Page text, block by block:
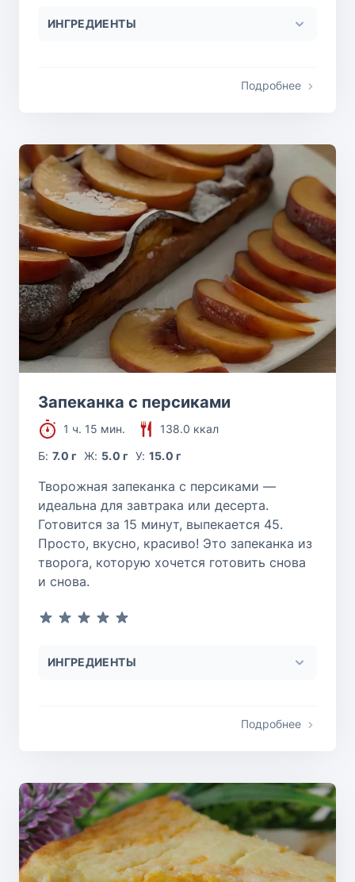
ИНГРЕДИЕНТЫ
Подробнее
Запеканка с персиками
1 ч. 15 мин.
138.0 ккал
Б:7.0 г Ж: 5.0 г У: 15.0 г
Творожная запеканка с персиками —
идеальна для завтрака или десерта.
Готовится за 15 минут, выпекается 45.
Просто, вкусно, красиво! Это запеканка из
творога, которую хочется готовить снова
и снова.
ИНГРЕДИЕНТЫ
Подробнее